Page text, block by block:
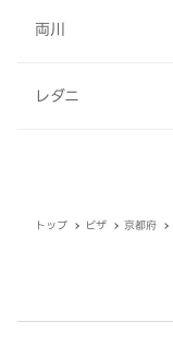
両川
レダニ
トップ ピザ 京都府